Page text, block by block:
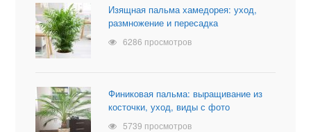
Изящная пальма хамедорея: уход,
размножение и пересадка
6286 просмотров
Финиковая пальма: выращивание из
косточки, уход, виды с фото
5739 просмотров